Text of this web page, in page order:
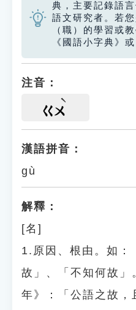
典，主要記錄語
語文研究者。若
（職）的學習或
《國語小字典》
注音：
ㄍㄨ
漢語拼音：
gù
解釋：
[名]
1.原因、根由。如：
故」、「不知何故」
年》：「公語之故，